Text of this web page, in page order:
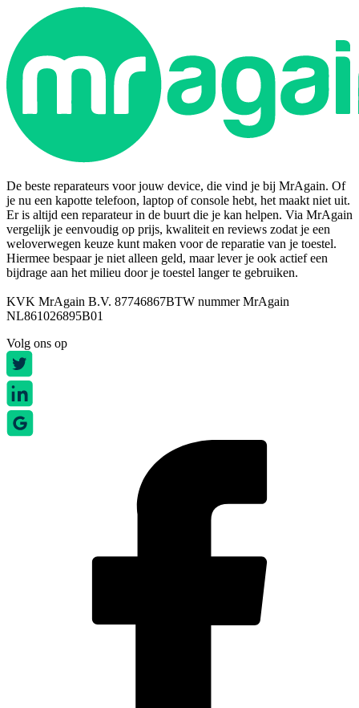
De beste reparateurs voor jouw device, die vind je bij MrAgain. Of
je nu een kapotte telefoon, laptop of console hebt, het maakt niet uit.
Er is altijd een reparateur in de buurt die je kan helpen. Via MrAgain
vergelijk je eenvoudig op prijs, kwaliteit en reviews zodat je een
weloverwegen keuze kunt maken voor de reparatie van je toestel.
Hiermee bespaar je niet alleen geld, maar lever je ook actief een
bijdrage aan het milieu door je toestel langer te gebruiken.
KVK MrAgain B.V. 87746867BTW nummer MrAgain
NL861026895B01
Volg ons op